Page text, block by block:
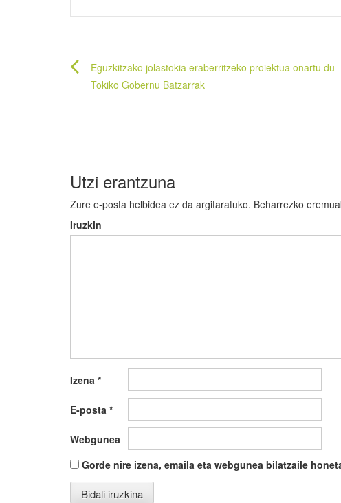
Bidalketetan
zehar
Eguzkitzako jolastokia eraberritzeko proiektua onartu du
Tokiko Gobernu Batzarrak
Utzi erantzuna
Zure e-posta helbidea ez da argitaratuko. Beharrezko
Iruzkin
Izena *
E-posta *
Webgunea
Gorde nire izena, emaila eta webgunea bilatzaile